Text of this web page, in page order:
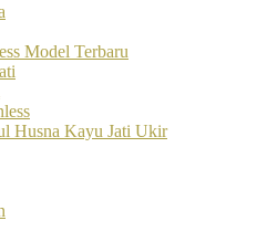
Model Terbaru
Husna Kayu Jati Ukir